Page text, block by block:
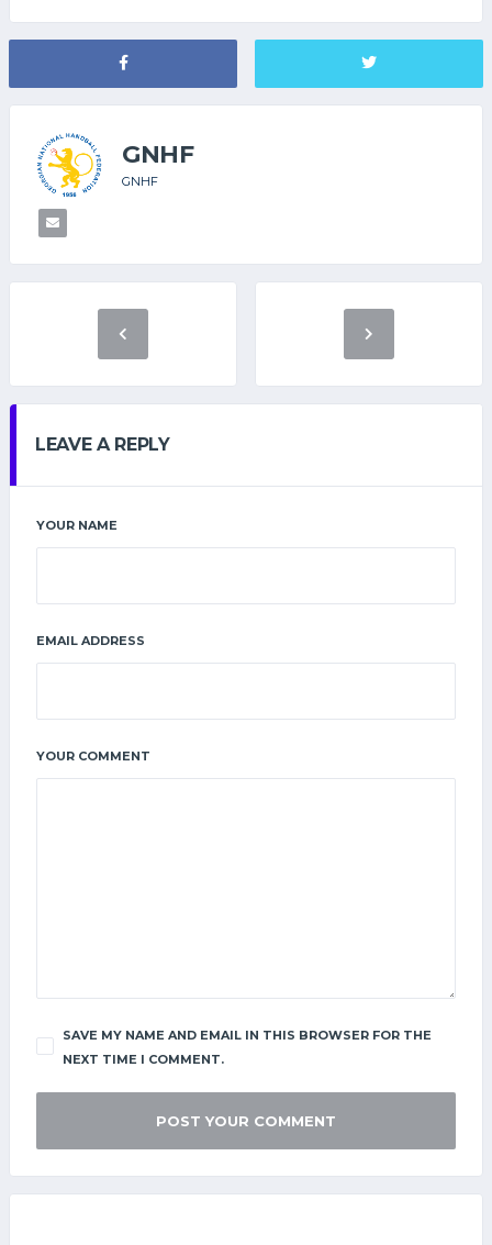
GNHF
GNHF
LEAVE A REPLY
YOUR NAME
EMAIL ADDRESS
YOUR COMMENT
SAVE MY NAME AND EMAIL IN THIS BROWSER FOR THE
NEXT TIME I COMMENT.